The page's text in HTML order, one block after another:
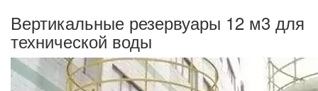
Вертикальные резервуары 12 м3 для
технической воды